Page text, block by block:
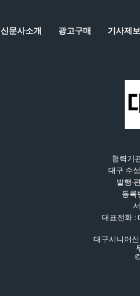
신문사소개 광고구매 기사제보
협력기
대구 수
발행·
등록
대표전화 :
대구시니어